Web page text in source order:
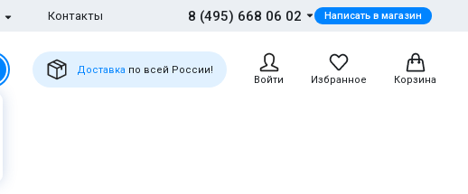
Контакты 8 (495) 668 06 02 Написать в магазин
Доставка по всей России!
Войти
Избранное Корзина